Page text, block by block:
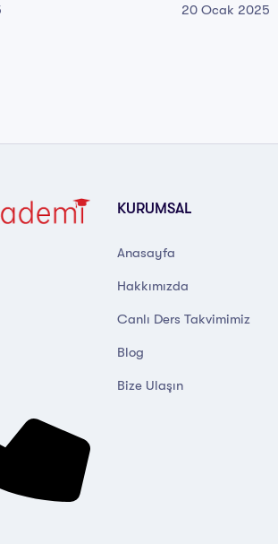
20 Ocak 2025
KURUMSAL
Anasayfa
Hakkımızda
Canlı Ders Takvimimiz
Blog
Bize Ulaşın